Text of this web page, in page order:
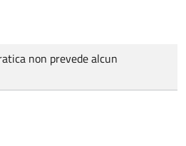
non prevede alcun